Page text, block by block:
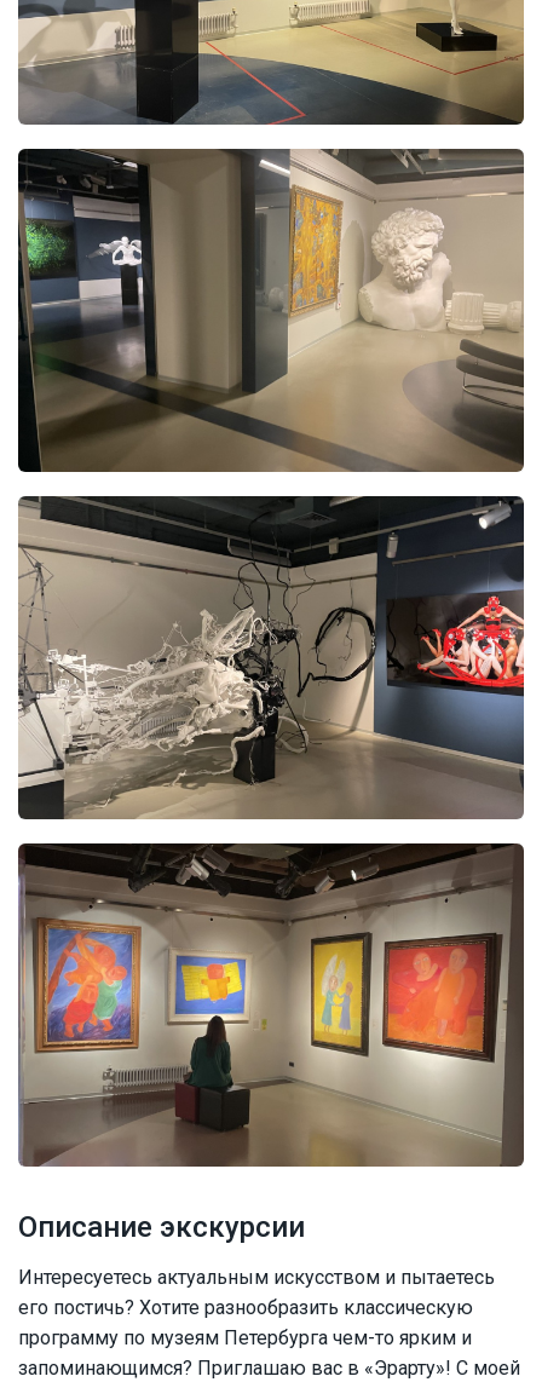
Описание экскурсии
Интересуетесь актуальным искусством и пытаетесь
его постичь? Хотите разнообразить классическую
программу по музеям Петербурга чем-то ярким и
запоминающимся? Приглашаю вас в «Эрарту»! С моей